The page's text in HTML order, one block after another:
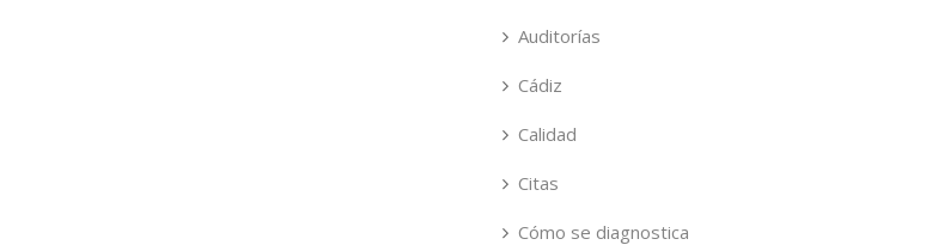
Auditorías
Cádiz
Calidad
Citas
Cómo se diagnostica